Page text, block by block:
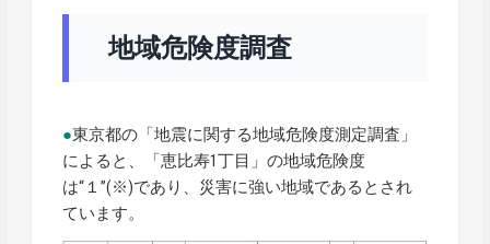
地域危険度調査
●東京都の「地震に関する地域危険度測定調査」
によると、「恵比寿1丁目」の地域危険度
は“１”(※)であり、災害に強い地域であるとされ
ています。